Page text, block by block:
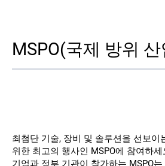
리소스
MSPO(국제 방위
최첨단 기술, 장비 및 솔루션을 선보이
위한 최고의 행사인 MSPO에 참여하
기업과 정부 기관이 참가하는 MSPO